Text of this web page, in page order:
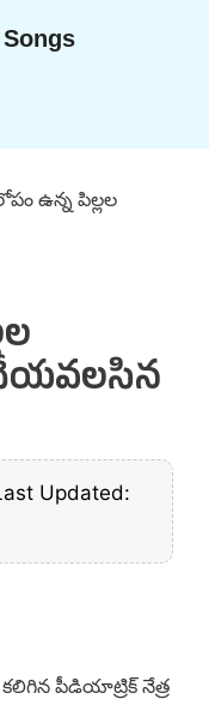
ఉన్న పిల్లల
చేయవలసిన
Updated:
కలిగిన పీడియాట్రిక్ నేత్ర